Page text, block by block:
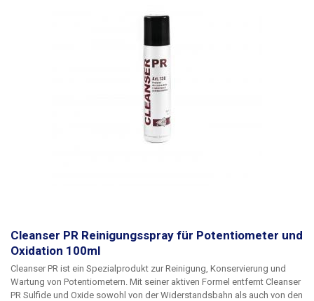
Cleanser PR Reinigungsspray für Potentiometer und
Oxidation 100ml
Cleanser PR ist ein Spezialprodukt zur Reinigung, Konservierung und
Wartung von Potentiometern. Mit seiner aktiven Formel entfernt Cleanser
PR Sulfide und Oxide sowohl von der Widerstandsbahn als auch von den